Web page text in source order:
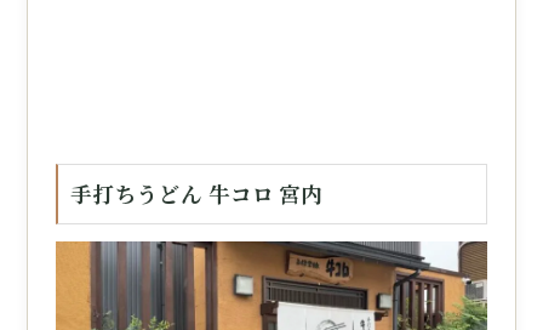
手打ちうどん 牛コロ 宮内